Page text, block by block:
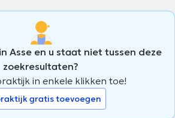
Asse en u staat niet tussen deze
zoekresultaten?
in enkele klikken toe!
gratis toevoegen